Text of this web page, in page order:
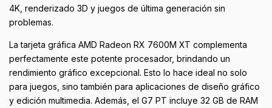
4K, renderizado 3D y juegos de última generación sin
problemas.
La tarjeta gráfica AMD Radeon RX 7600M XT complementa
perfectamente este potente procesador, brindando un
rendimiento gráfico excepcional. Esto lo hace ideal no solo
para juegos, sino también para aplicaciones de diseño gráfico
y edición multimedia. Además, el G7 PT incluye 32 GB de RAM